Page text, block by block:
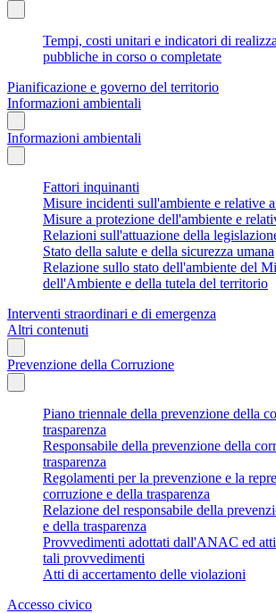
Tempi, costi unitari e indicatori di
pubbliche in corso o completate
Pianificazione e governo del territorio
Informazioni ambientali
Informazioni ambientali
Fattori inquinanti
Misure incidenti sull'ambiente e relative
Misure a protezione dell'ambiente e
Relazioni sull'attuazione della
Stato della salute e della sicurezza umana
Relazione sullo stato dell'ambiente del
dell'Ambiente e della tutela del territorio
Interventi straordinari e di emergenza
Altri contenuti
Prevenzione della Corruzione
Piano triennale della prevenzione della
trasparenza
Responsabile della prevenzione della
trasparenza
Regolamenti per la prevenzione e la
corruzione e della trasparenza
Relazione del responsabile della
e della trasparenza
Provvedimenti adottati dall'ANAC ed atti
tali provvedimenti
Atti di accertamento delle violazioni
Accesso civico